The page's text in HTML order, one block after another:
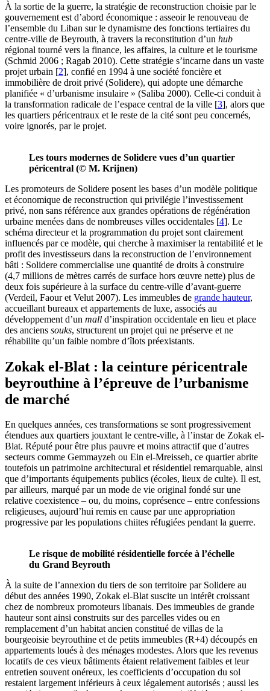
À la sortie de la guerre, la stratégie de reconstruction choisie par le
gouvernement est d’abord économique : asseoir le renouveau de
l’ensemble du Liban sur le dynamisme des fonctions tertiaires du
centre-ville de Beyrouth, à travers la reconstitution d’un hub
régional tourné vers la finance, les affaires, la culture et le tourisme
(Schmid 2006 ; Ragab 2010). Cette stratégie s’incarne dans un vaste
projet urbain [2], confié en 1994 à une société foncière et
immobilière de droit privé (Solidere), qui adopte une démarche
planifiée « d’urbanisme insulaire » (Saliba 2000). Celle-ci conduit à
la transformation radicale de l’espace central de la ville [3], alors que
les quartiers péricentraux et le reste de la cité sont peu concernés,
voire ignorés, par le projet.
Les tours modernes de Solidere vues d’un quartier
péricentral (© M. Krijnen)
Les promoteurs de Solidere posent les bases d’un modèle politique
et économique de reconstruction qui privilégie l’investissement
privé, non sans référence aux grandes opérations de régénération
urbaine menées dans de nombreuses villes occidentales [4]. Le
schéma directeur et la programmation du projet sont clairement
influencés par ce modèle, qui cherche à maximiser la rentabilité et le
profit des investisseurs dans la reconstruction de l’environnement
bâti : Solidere commercialise une quantité de droits à construire
(4,7 millions de mètres carrés de surface hors œuvre nette) plus de
deux fois supérieure à la surface du centre-ville d’avant-guerre
(Verdeil, Faour et Velut 2007). Les immeubles de grande hauteur,
accueillant bureaux et appartements de luxe, associés au
développement d’un mall d’inspiration occidentale en lieu et place
des anciens souks, structurent un projet qui ne préserve et ne
réhabilite qu’un faible nombre d’îlots préexistants.
Zokak el-Blat : la ceinture péricentrale
beyrouthine à l’épreuve de l’urbanisme
de marché
En quelques années, ces transformations se sont progressivement
étendues aux quartiers jouxtant le centre-ville, à l’instar de Zokak el-
Blat. Réputé pour être plus pauvre et moins attractif que d’autres
secteurs comme Gemmayzeh ou Ein el-Mreisseh, ce quartier abrite
toutefois un patrimoine architectural et résidentiel remarquable, ainsi
que d’importants équipements publics (écoles, lieux de culte). Il est,
par ailleurs, marqué par un mode de vie original fondé sur une
relative coexistence – ou, du moins, coprésence – entre confessions
religieuses, aujourd’hui remis en cause par une appropriation
progressive par les populations chiites réfugiées pendant la guerre.
Le risque de mobilité résidentielle forcée à l’échelle
du Grand Beyrouth
À la suite de l’annexion du tiers de son territoire par Solidere au
début des années 1990, Zokak el-Blat suscite un intérêt croissant
chez de nombreux promoteurs libanais. Des immeubles de grande
hauteur sont ainsi construits sur des parcelles vides ou en
remplacement d’un habitat ancien constitué de villas de la
bourgeoisie beyrouthine et de petits immeubles (R+4) découpés en
appartements loués à des ménages modestes. Alors que les revenus
locatifs de ces vieux bâtiments étaient relativement faibles et leur
entretien souvent onéreux, les coefficients d’occupation du sol
restaient largement inférieurs à ceux légalement autorisés ; aussi les